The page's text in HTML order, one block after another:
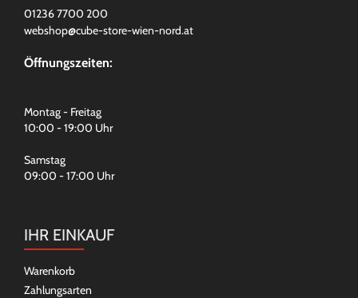
01236 7700 200
webshop@cube-store-wien-nord.at
Öffnungszeiten:
Montag - Freitag
10:00 - 19:00 Uhr
Samstag
09:00 - 17:00 Uhr
IHR EINKAUF
Warenkorb
Zahlungsarten